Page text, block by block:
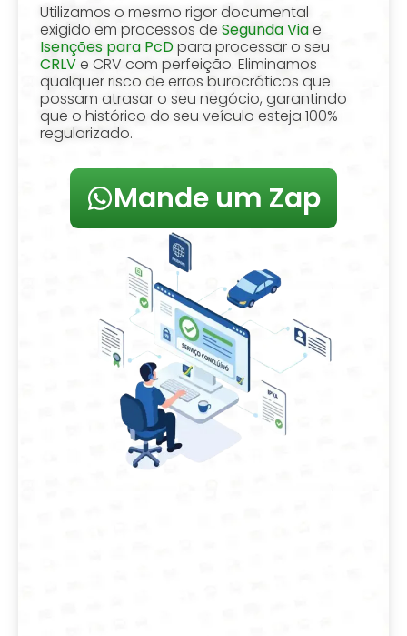
Utilizamos o mesmo rigor documental
exigido em processos deSegunda Viae
Isenções para PcDpara processar o seu
CRLVe CRV com perfeição. Eliminamos
qualquer risco de erros burocráticos que
possam atrasar o seu negócio, garantindo
que o histórico do seu veículo esteja 100%
regularizado.
Mande um Zap